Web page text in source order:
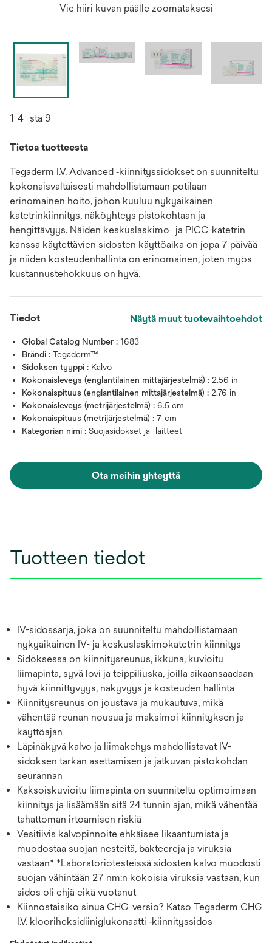
Vie hiiri kuvan päälle zoomataksesi
1-4 -stä 9
Tietoa tuotteesta
Tegaderm I.V. Advanced ‑kiinnityssidokset on suunniteltu
kokonaisvaltaisesti mahdollistamaan potilaan
erinomainen hoito, johon kuuluu nykyaikainen
katetrinkiinnitys, näköyhteys pistokohtaan ja
hengittävyys. Näiden keskuslaskimo- ja PICC-katetrin
kanssa käytettävien sidosten käyttöaika on jopa 7 päivää
ja niiden kosteudenhallinta on erinomainen, joten myös
kustannustehokkuus on hyvä.
Tiedot Näytä muut tuotevaihtoehdot
Global Catalog Number : 1683
Brändi : Tegaderm™
Sidoksen tyyppi : Kalvo
Kokonaisleveys (englantilainen mittajärjestelmä) : 2.56 in
Kokonaispituus (englantilainen mittajärjestelmä) : 2.76 in
Kokonaisleveys (metrijärjestelmä) : 6.5 cm
Kokonaispituus (metrijärjestelmä) : 7 cm
Kategorian nimi : Suojasidokset ja -laitteet
Ota meihin yhteyttä
Tuotteen tiedot
IV-sidossarja, joka on suunniteltu mahdollistamaan
nykyaikainen IV- ja keskuslaskimokatetrin kiinnitys
Sidoksessa on kiinnitysreunus, ikkuna, kuvioitu
liimapinta, syvä lovi ja teippiliuska, joilla aikaansaadaan
hyvä kiinnittyvyys, näkyvyys ja kosteuden hallinta
Kiinnitysreunus on joustava ja mukautuva, mikä
vähentää reunan nousua ja maksimoi kiinnityksen ja
käyttöajan
Läpinäkyvä kalvo ja liimakehys mahdollistavat IV-
sidoksen tarkan asettamisen ja jatkuvan pistokohdan
seurannan
Kaksoiskuvioitu liimapinta on suunniteltu optimoimaan
kiinnitys ja lisäämään sitä 24 tunnin ajan, mikä vähentää
tahattoman irtoamisen riskiä
Vesitiivis kalvopinnoite ehkäisee likaantumista ja
muodostaa suojan nesteitä, bakteereja ja viruksia
vastaan* *Laboratoriotesteissä sidosten kalvo muodosti
suojan vähintään 27 nm:n kokoisia viruksia vastaan, kun
sidos oli ehjä eikä vuotanut
Kiinnostaisiko sinua CHG-versio? Katso Tegaderm CHG
I.V. klooriheksidiiniglukonaatti ‑kiinnityssidos